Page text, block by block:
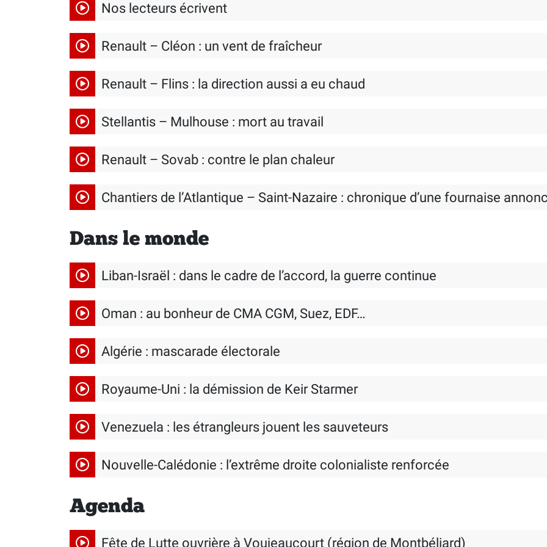
Nos lecteurs écrivent
Renault – Cléon : un vent de fraîcheur
Renault – Flins : la direction aussi a eu chaud
Stellantis – Mulhouse : mort au travail
Renault – Sovab : contre le plan chaleur
Chantiers de l’Atlantique – Saint-Nazaire : chronique d’une fournaise
Dans le monde
Liban-Israël : dans le cadre de l’accord, la guerre continue
Oman : au bonheur de CMA CGM, Suez, EDF…
Algérie : mascarade électorale
Royaume-Uni : la démission de Keir Starmer
Venezuela : les étrangleurs jouent les sauveteurs
Nouvelle-Calédonie : l’extrême droite colonialiste renforcée
Agenda
Fête de Lutte ouvrière à Voujeaucourt (région de Montbéliard)